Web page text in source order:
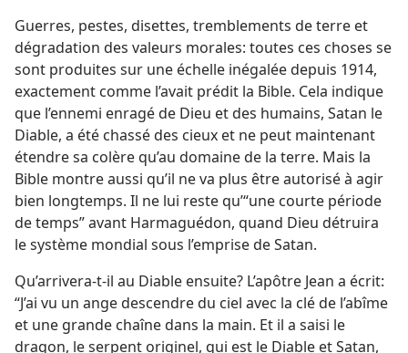
Guerres, pestes, disettes, tremblements de terre et
dégradation des valeurs morales: toutes ces choses se
sont produites sur une échelle inégalée depuis 1914,
exactement comme l’avait prédit la Bible. Cela indique
que l’ennemi enragé de Dieu et des humains, Satan le
Diable, a été chassé des cieux et ne peut maintenant
étendre sa colère qu’au domaine de la terre. Mais la
Bible montre aussi qu’il ne va plus être autorisé à agir
bien longtemps. Il ne lui reste qu’“une courte période
de temps” avant Harmaguédon, quand Dieu détruira
le système mondial sous l’emprise de Satan.
Qu’arrivera-​t-​il au Diable ensuite? L’apôtre Jean a écrit:
“J’ai vu un ange descendre du ciel avec la clé de l’abîme
et une grande chaîne dans la main. Et il a saisi le
dragon, le serpent originel, qui est le Diable et Satan,